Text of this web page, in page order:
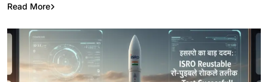
Read More